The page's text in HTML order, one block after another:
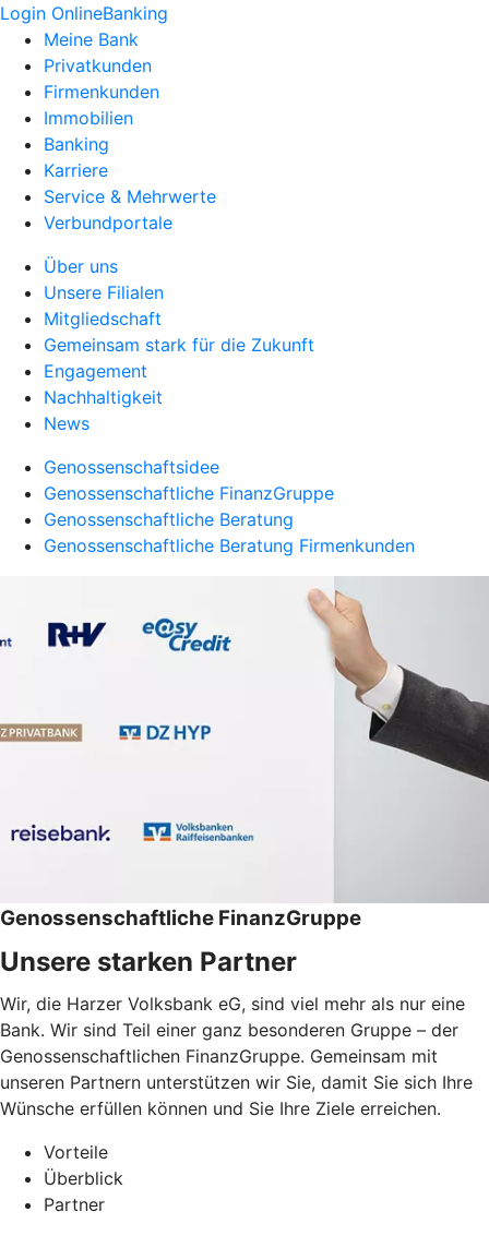
Login OnlineBanking
Meine Bank
Privatkunden
Firmenkunden
Immobilien
Banking
Karriere
Service & Mehrwerte
Verbundportale
Über uns
Unsere Filialen
Mitgliedschaft
Gemeinsam stark für die Zukunft
Engagement
Nachhaltigkeit
News
Genossenschaftsidee
Genossenschaftliche FinanzGruppe
Genossenschaftliche Beratung
Genossenschaftliche Beratung Firmenkunden
Genossenschaftliche FinanzGruppe
Unsere starken Partner
Wir, die Harzer Volksbank eG, sind viel mehr als nur eine
Bank. Wir sind Teil einer ganz besonderen Gruppe – der
Genossenschaftlichen FinanzGruppe. Gemeinsam mit
unseren Partnern unterstützen wir Sie, damit Sie sich Ihre
Wünsche erfüllen können und Sie Ihre Ziele erreichen.
Vorteile
Überblick
Partner